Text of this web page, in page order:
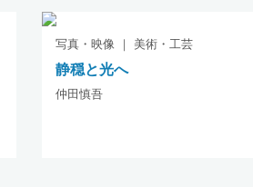
写真・映像 ｜ 美術・工芸
静穏と光へ
仲田慎吾